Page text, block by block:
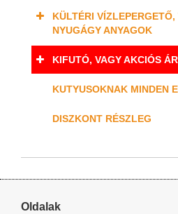
KÜLTÉRI
NYUGÁGY ANYAGOK
KIFUTÓ, VAGY AKCIÓS
KUTYUSOKNAK MINDEN
DISZKONT RÉSZLEG
Oldalak